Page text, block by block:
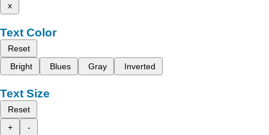
x
Text Color
Reset
Bright
Blues Gray Inverted
Text Size
Reset
+
-